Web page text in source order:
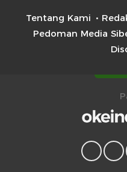
Tentang Kami
Pedoman Media